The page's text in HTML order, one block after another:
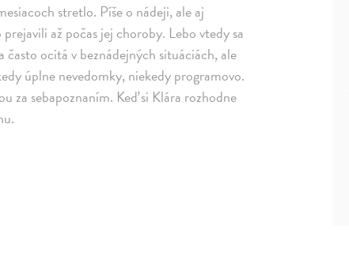
stretlo. Píše o nádeji, ale aj
až počas jej choroby. Lebo vtedy sa
často ocitá v beznádejných situáciách, ale
úplne nevedomky, niekedy programovo.
za sebapoznaním. Keď si Klára rozhodne